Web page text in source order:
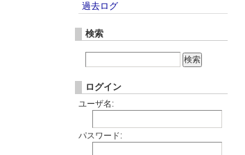
過去ログ
検索
ログイン
ユーザ名:
パスワード: